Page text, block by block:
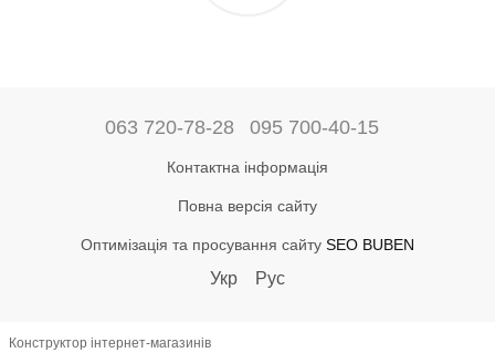
063 720-78-28 095 700-40-15
Контактна інформація
Повна версія сайту
Оптимізація та просування сайту SEO BUBEN
Укр Рус
Конструктор інтернет-магазинів